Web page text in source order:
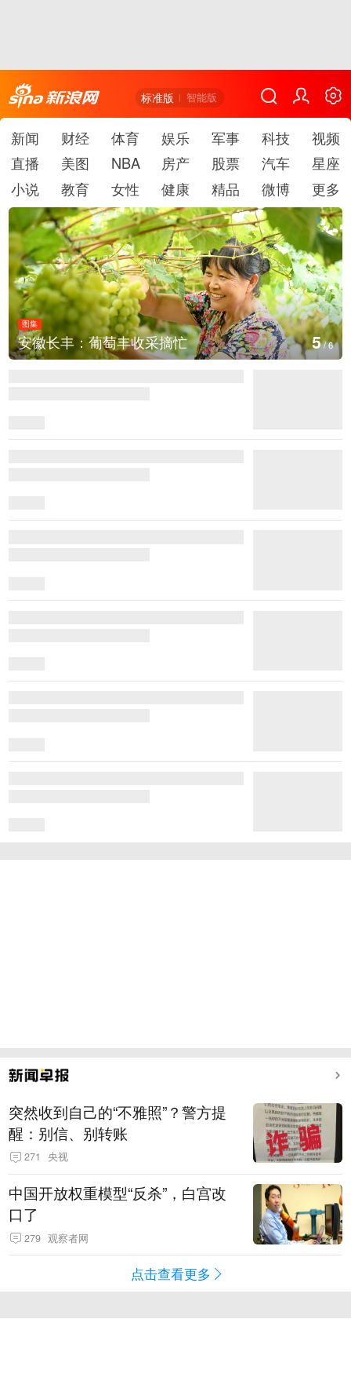
标准版 智能版
新闻 财经 体育 娱乐 军事 科技
视频
直播
美图 NBA 房产 股票 汽车
星座
小说
教育 女性 健康 精品 微博 更多
图集
湖北房县：路畅景美 6/6
突然收到自己的“不雅照”？警方提
醒：别信、别转账
271 央视
中国开放权重模型“反杀”，白宫改
口了
279 观察者网
点击查看更多